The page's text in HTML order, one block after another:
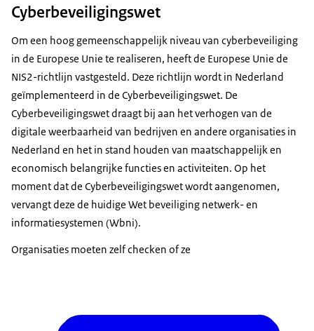
Cyberbeveiligingswet
Om een hoog gemeenschappelijk niveau van cyberbeveiliging
in de Europese Unie te realiseren, heeft de Europese Unie de
NIS2-richtlijn vastgesteld. Deze richtlijn wordt in Nederland
geïmplementeerd in de Cyberbeveiligingswet. De
Cyberbeveiligingswet draagt bij aan het verhogen van de
digitale weerbaarheid van bedrijven en andere organisaties in
Nederland en het in stand houden van maatschappelijk en
economisch belangrijke functies en activiteiten. Op het
moment dat de Cyberbeveiligingswet wordt aangenomen,
vervangt deze de huidige Wet beveiliging netwerk- en
informatiesystemen (Wbni).
Organisaties moeten zelf checken of ze